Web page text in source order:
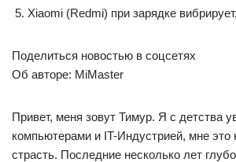
Xiaomi (Redmi) при зарядке
Поделиться новостью в соцсетях
Об авторе: MiMaster
Привет, меня зовут Тимур. Я с детства
компьютерами и IT-Индустрией, мне это
страсть. Последние несколько лет